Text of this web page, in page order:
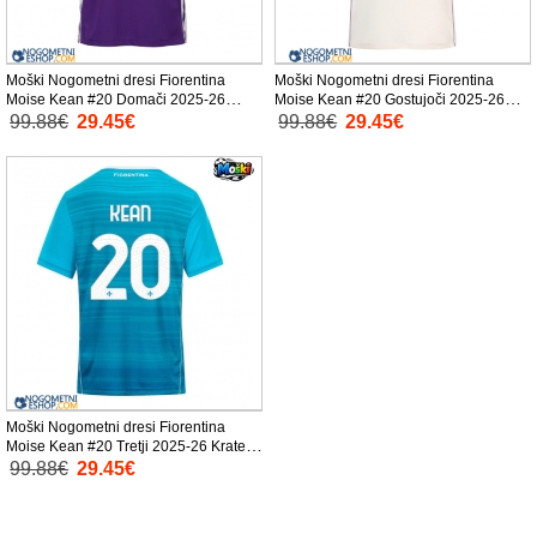
Moški Nogometni dresi Fiorentina
Moise Kean #20 Domači 2025-26
Kratek Rokav
99.88€ 29.45€
Moški Nogometni dresi Fiorentina
Moise Kean #20 Gostujoči 2025-26
Kratek Rokav
99.88€ 29.45€
Moški Nogometni dresi Fiorentina
Moise Kean #20 Tretji 2025-26 Kratek
Rokav
99.88€ 29.45€